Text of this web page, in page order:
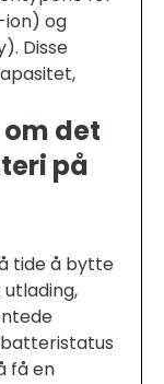
og
Disse
det
på
tide å bytte
batteristatus
få en